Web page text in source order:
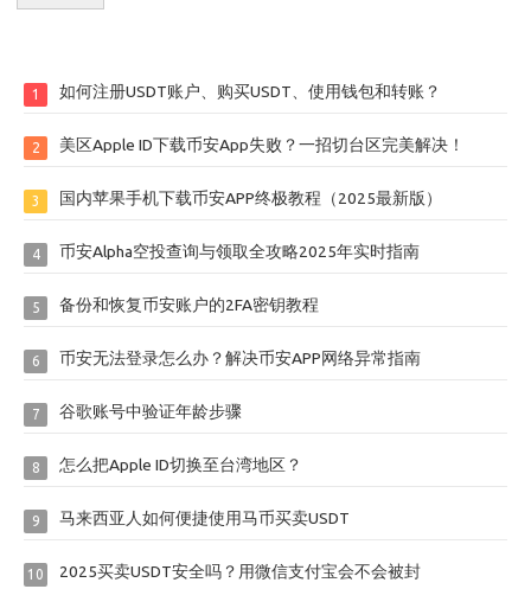
1 如何注册USDT账户、购买USDT、使用钱包和转账？
2 美区Apple ID下载币安App失败？一招切台区完美解决！
3 国内苹果手机下载币安APP终极教程（2025最新版）
4 币安Alpha空投查询与领取全攻略2025年实时指南
5 备份和恢复币安账户的2FA密钥教程
6 币安无法登录怎么办？解决币安APP网络异常指南
7 谷歌账号中验证年龄步骤
8 怎么把Apple ID切换至台湾地区？
9 马来西亚人如何便捷使用马币买卖USDT
10 2025买卖USDT安全吗？用微信支付宝会不会被封